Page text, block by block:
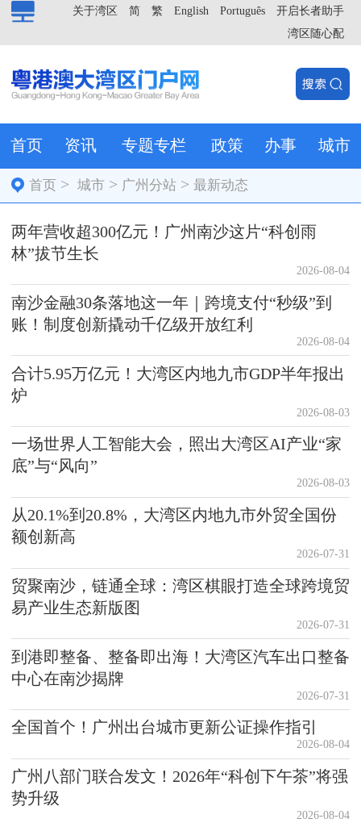
开启长者助手
Português
English
繁
简
关于湾区
湾区随心配
首页 资讯 专题专栏 政策 办事 城市
首页 >城市 > 广州分站 >最新动态
两年营收超300亿元！广州南沙这片“科创雨
林”拔节生长
2026-08-04
南沙金融30条落地这一年｜跨境支付“秒级”到
账！制度创新撬动千亿级开放红利
2026-08-04
合计5.95万亿元！大湾区内地九市GDP半年报出
炉
2026-08-03
一场世界人工智能大会，照出大湾区AI产业“家
底”与“风向”
2026-08-03
从20.1%到20.8%，大湾区内地九市外贸全国份
额创新高
2026-07-31
贸聚南沙，链通全球：湾区棋眼打造全球跨境贸
易产业生态新版图
2026-07-31
到港即整备、整备即出海！大湾区汽车出口整备
中心在南沙揭牌
2026-07-31
全国首个！广州出台城市更新公证操作指引
2026-08-04
广州八部门联合发文！2026年“科创下午茶”将强
势升级
2026-08-04